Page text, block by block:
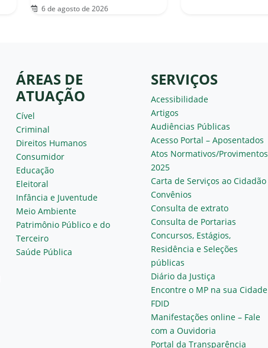
6 de agosto de 2026
ÁREAS DE
ATUAÇÃO
Cível
Criminal
Direitos Humanos
Consumidor
Educação
Eleitoral
Infância e Juventude
Meio Ambiente
Patrimônio Público e do
Terceiro
Saúde Pública
SERVIÇOS
Acessibilidade
Artigos
Audiências Públicas
Acesso Portal – Aposentados
Atos Normativos/Provimentos
2025
Carta de Serviços ao Cidadão
Convênios
Consulta de extrato
Consulta de Portarias
Concursos, Estágios,
Residência e Seleções
públicas
Diário da Justiça
Encontre o MP na sua Cidade
FDID
Manifestações online – Fale
com a Ouvidoria
Portal da Transparência